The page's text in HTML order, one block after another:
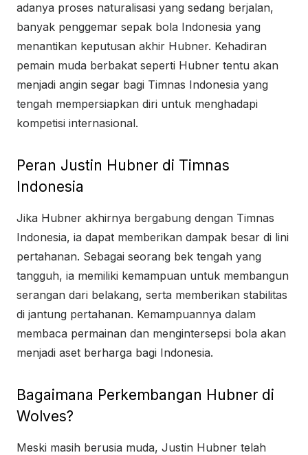
adanya proses naturalisasi yang sedang berjalan,
banyak penggemar sepak bola Indonesia yang
menantikan keputusan akhir Hubner. Kehadiran
pemain muda berbakat seperti Hubner tentu akan
menjadi angin segar bagi Timnas Indonesia yang
tengah mempersiapkan diri untuk menghadapi
kompetisi internasional.
Peran Justin Hubner di Timnas
Indonesia
Jika Hubner akhirnya bergabung dengan Timnas
Indonesia, ia dapat memberikan dampak besar di lini
pertahanan. Sebagai seorang bek tengah yang
tangguh, ia memiliki kemampuan untuk membangun
serangan dari belakang, serta memberikan stabilitas
di jantung pertahanan. Kemampuannya dalam
membaca permainan dan mengintersepsi bola akan
menjadi aset berharga bagi Indonesia.
Bagaimana Perkembangan Hubner di
Wolves?
Meski masih berusia muda, Justin Hubner telah